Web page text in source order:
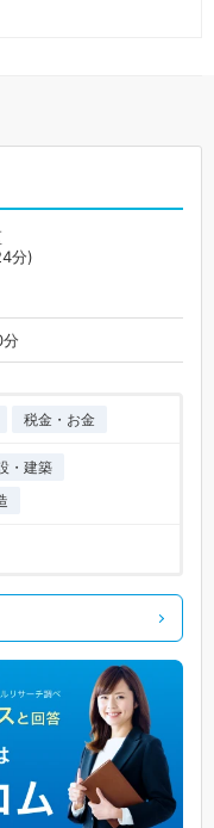
分)
税金・お金
・建築